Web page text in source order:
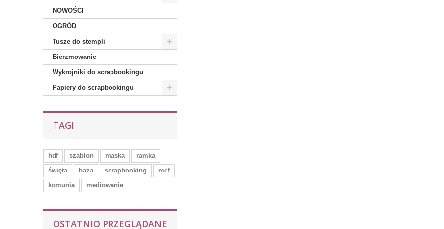
NOWOŚCI
OGRÓD
Tusze do stempli
Bierzmowanie
Wykrojniki do scrapbookingu
Papiery do scrapbookingu
TAGI
hdf szablon maska
ramka
święta
baza scrapbooking
mdf
komunia
mediowanie
OSTATNIO PRZEGLĄDANE